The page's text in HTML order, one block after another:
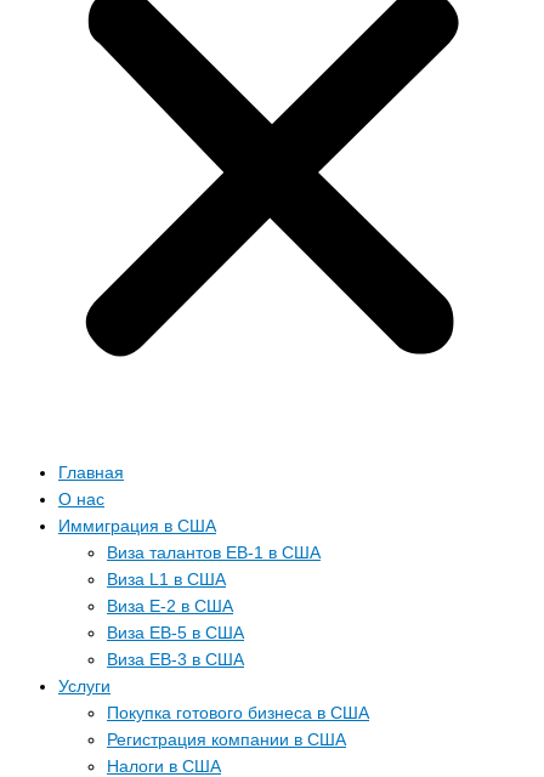
Главная
О нас
Иммиграция в США
Виза талантов EB-1 в США
Виза L1 в США
Виза E-2 в США
Виза EB-5 в США
Виза EB-3 в США
Услуги
Покупка готового бизнеса в США
Регистрация компании в США
Налоги в США